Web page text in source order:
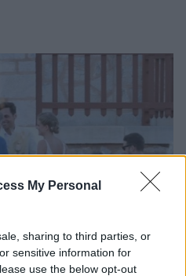
My Personal
sharing to third parties, or
sensitive information for
use the below opt-out